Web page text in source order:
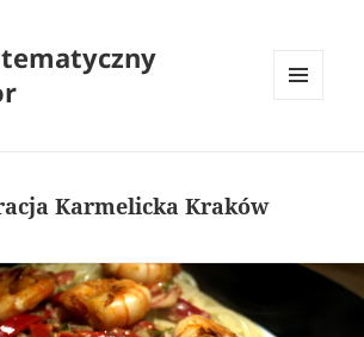
Karmelicka Kraków